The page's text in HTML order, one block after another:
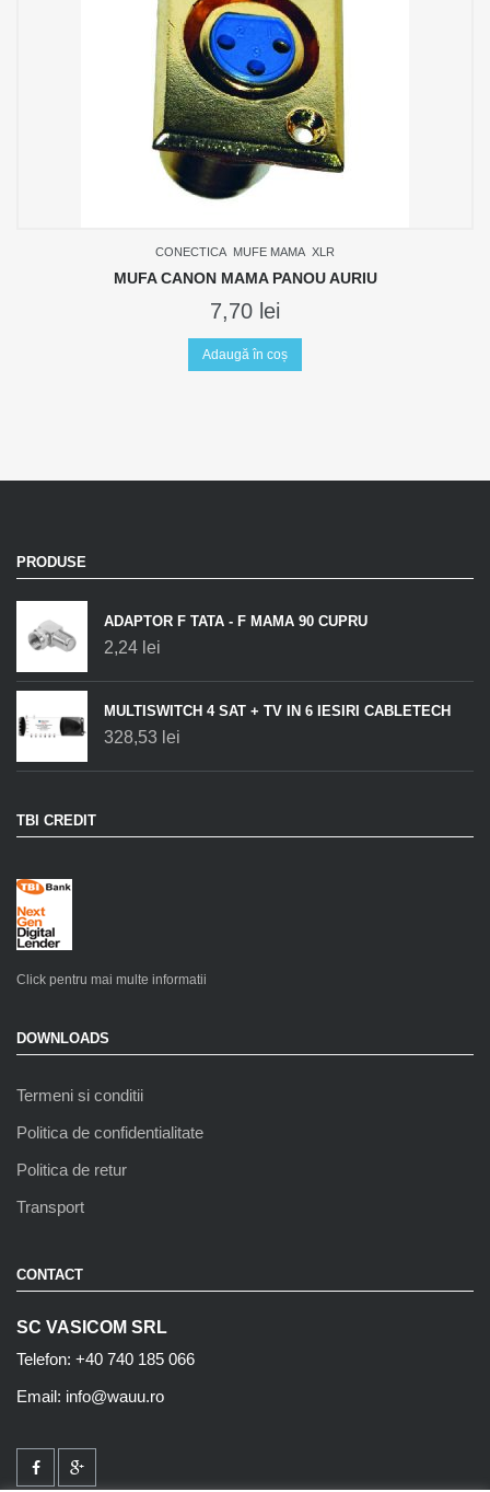
CONECTICA MUFE MAMA XLR
MUFA CANON MAMA PANOU AURIU
7,70 lei
Adaugă în coș
PRODUSE
ADAPTOR F TATA - F MAMA 90 CUPRU
2,24 lei
MULTISWITCH 4 SAT + TV IN 6 IESIRI CABLETECH
328,53 lei
TBI CREDIT
Click pentru mai multe informatii
DOWNLOADS
Termeni si conditii
Politica de confidentialitate
Politica de retur
Transport
CONTACT
SC VASICOM SRL
Telefon: +40 740 185 066
Email: info@wauu.ro